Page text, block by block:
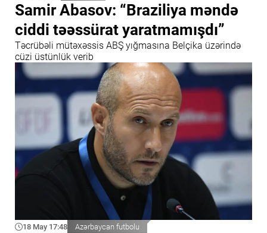
Samir Abasov: “Braziliya məndə
ciddi təəssürat yaratmamışdı”
Təcrübəli mütəxəssis ABŞ yığmasına Belçika üzərində
cüzi üstünlük verib
18 May 17:48 Azərbaycan futbolu